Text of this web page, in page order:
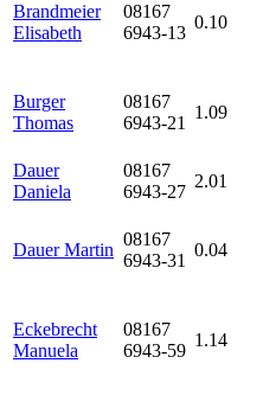
Brandmeier
Elisabeth
08167
6943-13
0.10
Burger
Thomas
08167
6943-21
1.09
Dauer
Daniela
08167
6943-27
2.01
Dauer Martin
08167
6943-31
0.04
Eckebrecht
Manuela
08167
6943-59
1.14